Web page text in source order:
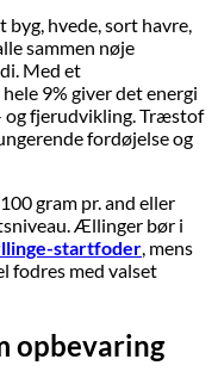
hvede, sort havre,
sammen nøje
Med et
9% giver det energi
og fjerudvikling. Træstof
fordøjelse og
gram pr. and eller
Ællinger bør i
startfoder, mens
fodres med valset
opbevaring